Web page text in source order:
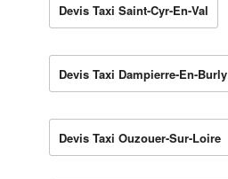
Devis Taxi Saint-Cyr-En-Val
Devis Taxi Dampierre-En-Burly
Devis Taxi Ouzouer-Sur-Loire